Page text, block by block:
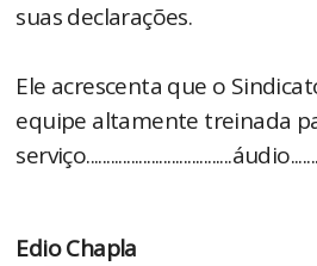
suas declarações.
Ele acrescenta que o
equipe altamente treinada
Edio Chapla